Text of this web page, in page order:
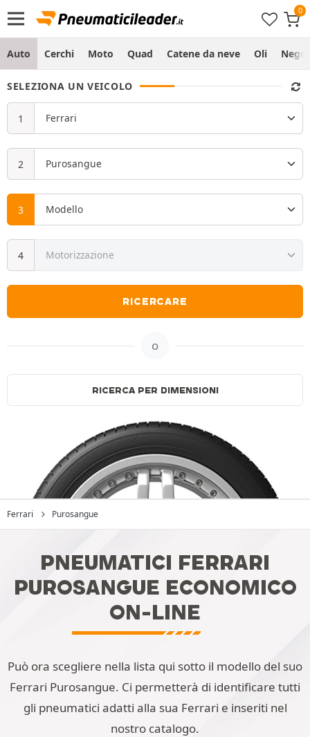
Auto Cerchi Moto Quad Catene da neve Oli
SELEZIONA UN VEICOLO
RICERCARE
o
RICERCA PER DIMENSIONI
Ferrari Purosangue
PNEUMATICI FERRARI
PUROSANGUE ECONOMICO
ON-LINE
Può ora scegliere nella lista qui sotto il modello del suo
Ferrari Purosangue. Ci permetterà di identificare tutti
gli pneumatici adatti alla sua Ferrari e inseriti nel
nostro catalogo.